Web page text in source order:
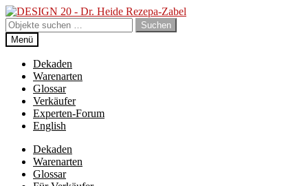
Zur
Navigation
springen
Zum
Inhalt
springen
Suchen
nach:
Suchen
Menü
Dekaden
Warenarten
Glossar
Verkäufer
Experten-Forum
English
Dekaden
Warenarten
Glossar